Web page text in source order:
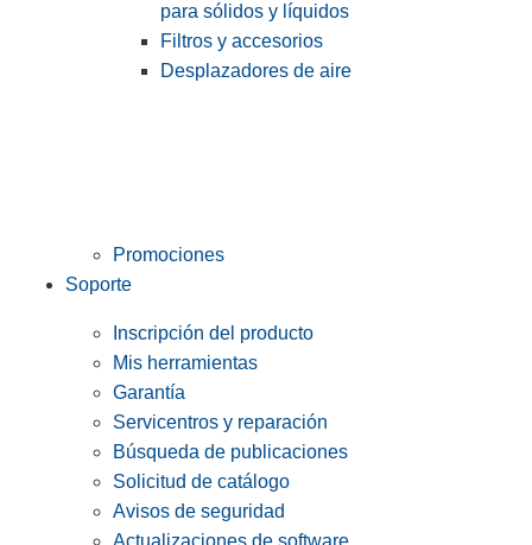
para sólidos y líquidos
Filtros y accesorios
Desplazadores de aire
Promociones
Soporte
Inscripción del producto
Mis herramientas
Garantía
Servicentros y reparación
Búsqueda de publicaciones
Solicitud de catálogo
Avisos de seguridad